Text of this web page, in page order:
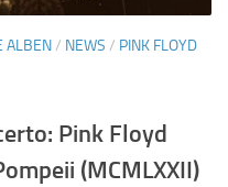
ALBEN/ NEWS / PINK FLOYD
Pink Floyd
(MCMLXXII)